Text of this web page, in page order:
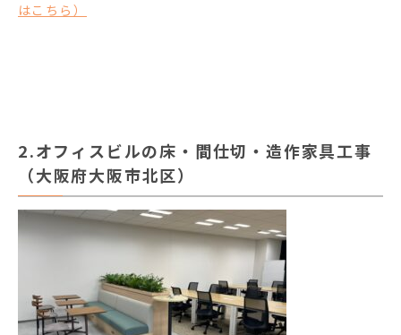
はこちら）
2.オフィスビルの床・間仕切・造作家具工事
（大阪府大阪市北区）